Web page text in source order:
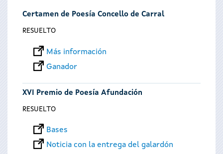
usted
Certamen de Poesía Concello de Carral
RESUELTO
Más información
Ganador
XVI Premio de Poesía Afundación
RESUELTO
Bases
Noticia con la entrega del galardón